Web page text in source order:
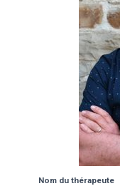
Nom du thérapeute